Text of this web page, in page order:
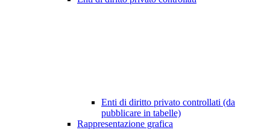
Enti di diritto privato controllati (da
pubblicare in tabelle)
Rappresentazione grafica